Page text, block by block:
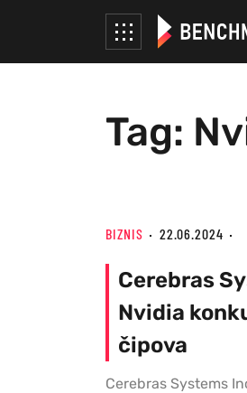
Tag:
BIZNIS 22.06.2024
Cerebras
Nvidia
čipova
Cerebras Systems